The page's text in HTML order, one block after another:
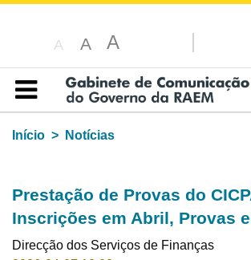
A A A
Índice
Início
Notícias
Prestação de Provas do
Inscrições em Abril, Provas
Direcção dos Serviços de Finanças